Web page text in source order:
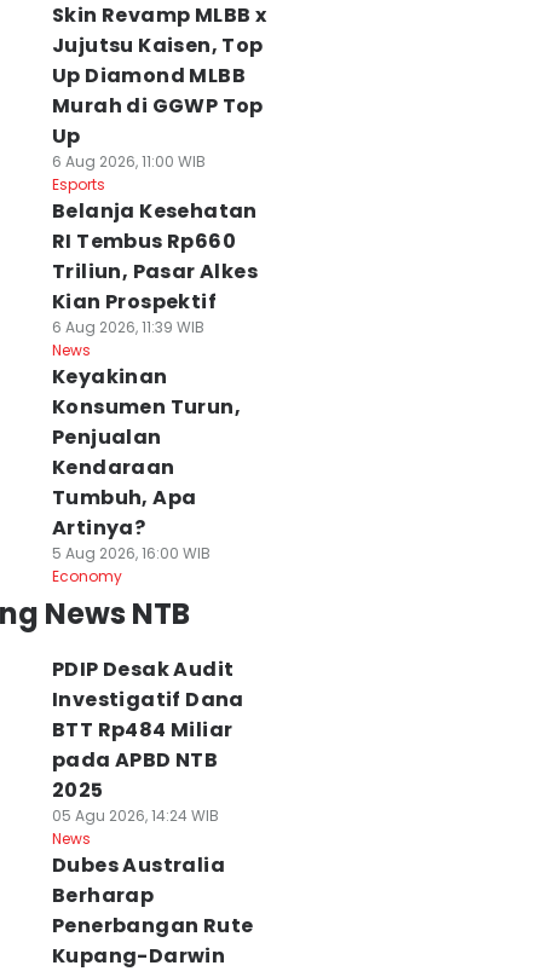
Skin Revamp MLBB x
Jujutsu Kaisen, Top
Up Diamond MLBB
Murah di GGWP Top
Up
6 Aug 2026, 11:00 WIB
Esports
Belanja Kesehatan
RI Tembus Rp660
Triliun, Pasar Alkes
Kian Prospektif
6 Aug 2026, 11:39 WIB
News
Keyakinan
Konsumen Turun,
Penjualan
Kendaraan
Tumbuh, Apa
Artinya?
5 Aug 2026, 16:00 WIB
Economy
News NTB
PDIP Desak Audit
Investigatif Dana
BTT Rp484 Miliar
pada APBD NTB
2025
05 Agu 2026, 14:24 WIB
News
Dubes Australia
Berharap
Penerbangan Rute
Kupang-Darwin